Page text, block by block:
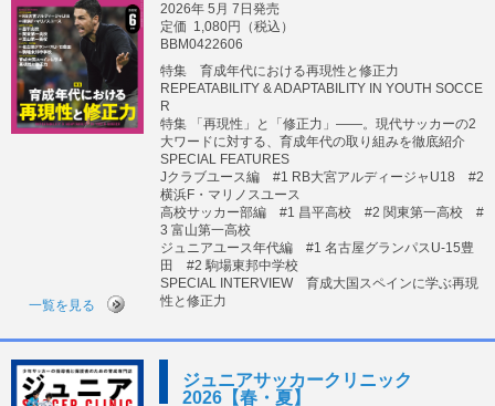
2026年 5月 7日発売
定価 1,080円（税込）
BBM0422606
特集 育成年代における再現性と修正力
REPEATABILITY & ADAPTABILITY IN YOUTH SOCCE
R
特集 「再現性」と「修正力」――。現代サッカーの2
大ワードに対する、育成年代の取り組みを徹底紹介
SPECIAL FEATURES
Jクラブユース編 #1 RB大宮アルディージャU18 #2
横浜F・マリノスユース
高校サッカー部編 #1 昌平高校 #2 関東第一高校 #
3 富山第一高校
ジュニアユース年代編 #1 名古屋グランパスU-15豊
田 #2 駒場東邦中学校
SPECIAL INTERVIEW 育成大国スペインに学ぶ再現
性と修正力
一覧を見る
ジュニアサッカークリニック
2026【春・夏】